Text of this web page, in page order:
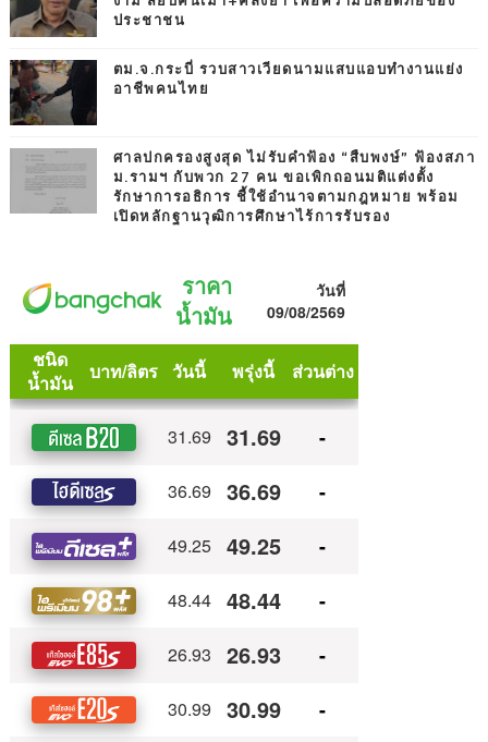
ประชาชน
ตม.จ.กระบี่ รวบสาวเวียดนามแสบแอบทำงานแย่ง
อาชีพคนไทย
ศาลปกครองสูงสุด ไม่รับคำฟ้อง “สืบพงษ์” ฟ้องสภา
ม.รามฯ กับพวก 27 คน ขอเพิกถอนมติแต่งตั้ง
รักษาการอธิการ ชี้ใช้อำนาจตามกฎหมาย พร้อม
เปิดหลักฐานวุฒิการศึกษาไร้การรับรอง